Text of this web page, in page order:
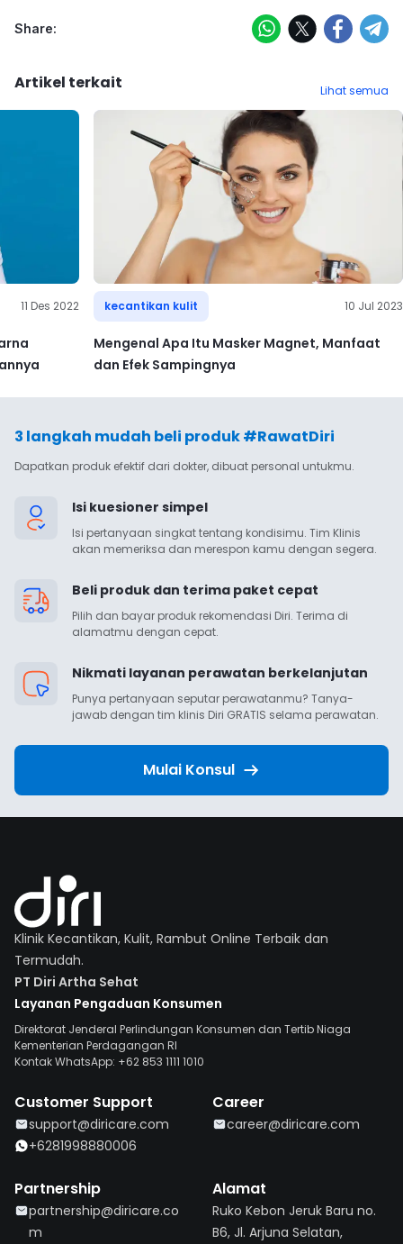
Share:
Artikel terkait Lihat semua
11 Des 2022 kecantikan kulit 10 Jul 2023
Mengenal Apa Itu Masker Magnet, Manfaat
dan Efek Sampingnya
3 langkah mudah beli produk #RawatDiri
Dapatkan produk efektif dari dokter, dibuat personal untukmu.
Isi kuesioner simpel
Isi pertanyaan singkat tentang kondisimu. Tim Klinis
akan memeriksa dan merespon kamu dengan segera.
Beli produk dan terima paket cepat
Pilih dan bayar produk rekomendasi Diri. Terima di
alamatmu dengan cepat.
Nikmati layanan perawatan berkelanjutan
Punya pertanyaan seputar perawatanmu? Tanya-
jawab dengan tim klinis Diri GRATIS selama perawatan.
Mulai Konsul
Klinik Kecantikan, Kulit, Rambut Online Terbaik dan
Termudah.
PT Diri Artha Sehat
Layanan Pengaduan Konsumen
Direktorat Jenderal Perlindungan Konsumen dan Tertib Niaga
Kementerian Perdagangan RI
Kontak WhatsApp: +62 853 1111 1010
Customer Support
support@diricare.com
+6281998880006
Career
career@diricare.com
Partnership
partnership@diricare.co
m
Alamat
Ruko Kebon Jeruk Baru no.
B6, Jl. Arjuna Selatan,